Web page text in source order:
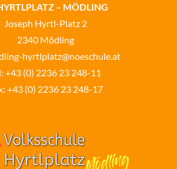
– MÖDLING
Joseph Hyrtl-Platz 2
2340 Mödling
hyrtlplatz@noeschule.at
+43 (0) 2236 23 248-11
+43 (0) 2236 23 248-17